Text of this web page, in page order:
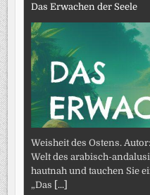
Das Erwachen der Seele
Weisheit des Ostens.
Welt des arabisch-
hautnah und tauchen Sie
„Das [...]